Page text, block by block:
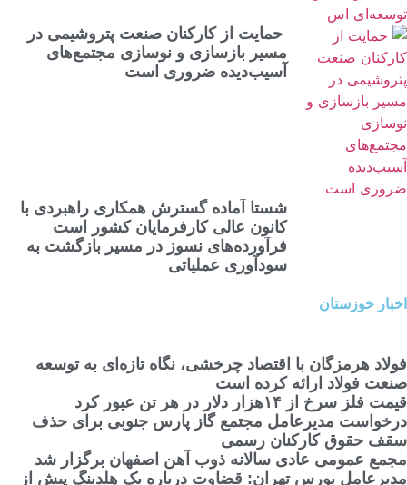
حمایت از کارکنان صنعت پتروشیمی در
مسیر بازسازی و نوسازی مجتمع‌های
آسیب‌دیده ضروری است
شستا آماده گسترش همکاری راهبردی با
کانون عالی کارفرمایان کشور است
فرآورده‌های نسوز در مسیر بازگشت به
سودآوری عملیاتی
اخبار خوزستان
فولاد هرمزگان با اقتصاد چرخشی، نگاه تازه‌ای به توسعه
صنعت فولاد ارائه کرده است
قیمت فلز سرخ از ۱۴هزار دلار در هر تن عبور کرد
درخواست مدیرعامل مجتمع گاز پارس جنوبی برای حذف
سقف حقوق کارکنان رسمی
مجمع عمومی عادی سالانه ذوب آهن اصفهان برگزار شد
مدیرعامل بورس تهران: قضاوت درباره یک هلدینگ پیش از